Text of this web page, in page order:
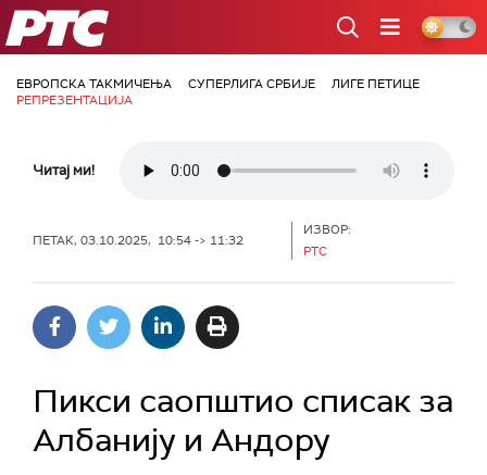
РТС
ЕВРОПСКА ТАКМИЧЕЊА СУПЕРЛИГА СРБИЈЕ
ЛИГЕ ПЕТИЦЕ
РЕПРЕЗЕНТАЦИЈА
Читај ми!
ПЕТАК, 03.10.2025, 10:54 -> 11:32
ИЗВОР:
РТС
Пикси саопштио списак за
Албанију и Андору